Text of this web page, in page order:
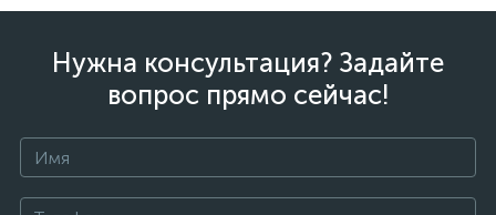
Нужна консультация? Задайте
вопрос прямо сейчас!